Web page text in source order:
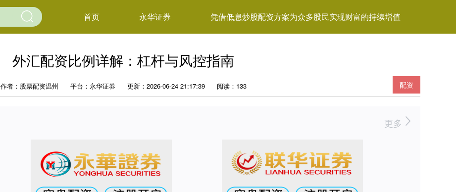
首页 永华证券 凭借低息炒股配资方案为众多股民实现财富的持续增值
外汇配资比例详解：杠杆与风控指南
配资
作者：股票配资温州 平台：永华证券 更新：2026-06-24 21:17:39 阅读：133
更多